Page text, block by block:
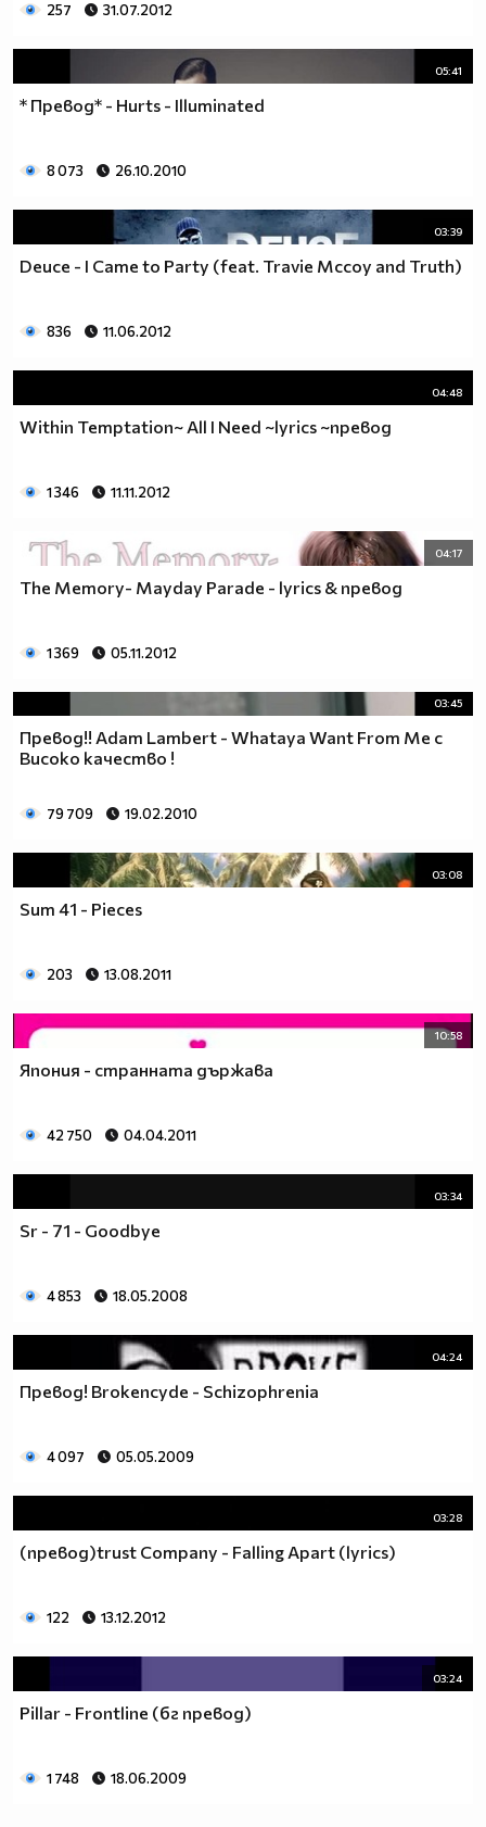
257 31.07.2012
05:41
* Превод* - Hurts - Illuminated
8 073 26.10.2010
03:39
Deuce - I Came to Party (feat. Travie Mccoy and Truth)
836 11.06.2012
04:48
Within Temptation~ All I Need ~lyrics ~превод
1 346 11.11.2012
04:17
The Memory- Mayday Parade - lyrics & превод
1 369 05.11.2012
03:45
Превод!! Adam Lambert - Whataya Want From Me с
Високо качество !
79 709 19.02.2010
03:08
Sum 41 - Pieces
203 13.08.2011
10:58
Япония - странната държава
42 750 04.04.2011
03:34
Sr - 71 - Goodbye
4 853 18.05.2008
04:24
Превод! Brokencyde - Schizophrenia
4 097 05.05.2009
03:28
(превод)trust Company - Falling Apart (lyrics)
122 13.12.2012
03:24
Pillar - Frontline (бг превод)
1 748 18.06.2009